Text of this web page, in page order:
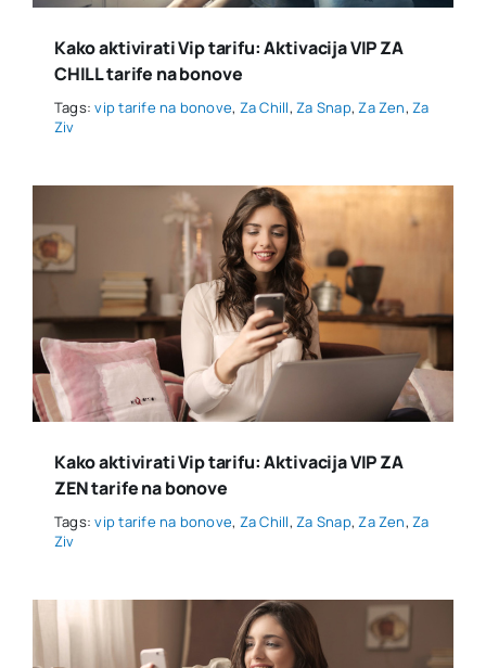
Kako aktivirati Vip tarifu: Aktivacija VIP ZA
CHILL tarife na bonove
Tags:vip tarife na bonove, Za Chill,Za Snap,Za Zen,Za
Ziv
Kako aktivirati Vip tarifu: Aktivacija VIP ZA
ZEN tarife na bonove
Tags:vip tarife na bonove, Za Chill,Za Snap,Za Zen,Za
Ziv